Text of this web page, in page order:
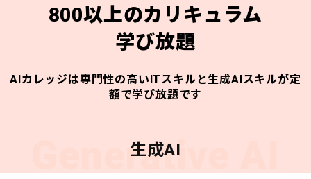
800以上のカリキュラム
学び放題
AIカレッジは専門性の高いITスキルと生成AIスキルが定
額で学び放題です
Generative AI
生成AI